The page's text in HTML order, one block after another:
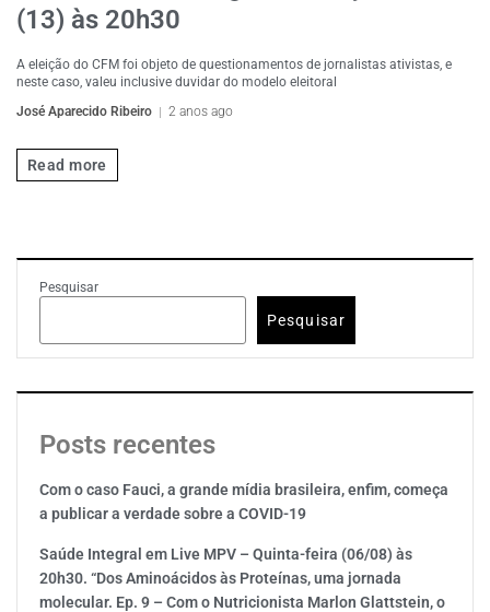
(13) às 20h30
A eleição do CFM foi objeto de questionamentos de jornalistas ativistas, e
neste caso, valeu inclusive duvidar do modelo eleitoral
José Aparecido Ribeiro
2 anos ago
Read more
Pesquisar
Pesquisar
Posts recentes
Com o caso Fauci, a grande mídia brasileira, enfim, começa
a publicar a verdade sobre a COVID-19
Saúde Integral em Live MPV – Quinta-feira (06/08) às
20h30. “Dos Aminoácidos às Proteínas, uma jornada
molecular. Ep. 9 – Com o Nutricionista Marlon Glattstein, o